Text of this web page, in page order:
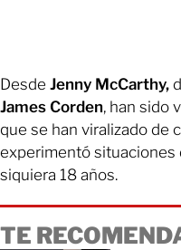
Desde Jenny McCarthy,
James Corden, han sido
que se han viralizado de
experimentó situaciones
siquiera 18 años.
TE